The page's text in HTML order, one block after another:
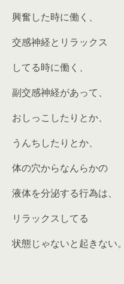
興奮した時に働く、
交感神経とリラックス
してる時に働く、
副交感神経があって、
おしっこしたりとか、
うんちしたりとか、
体の穴からなんらかの
液体を分泌する行為は、
リラックスしてる
状態じゃないと起きない。